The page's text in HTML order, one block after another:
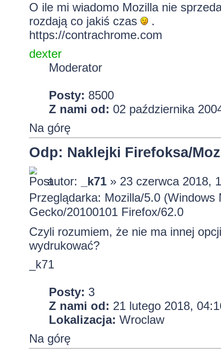
O ile mi wiadomo Mozilla nie
rozdają co jakiś czas
.
https://contrachrome.com
dexter
Moderator
Posty: 8500
Z nami od: 02 października
Na górę
Odp: Naklejki Firefoksa/
autor: _k71» 23 czerwca 2018,
Przeglądarka: Mozilla/5.0
Gecko/20100101 Firefox/62.0
Czyli rozumiem, że nie ma innej
wydrukować?
_k71
Posty: 3
Z nami od: 21 lutego 2018,
Lokalizacja: Wroclaw
Na górę